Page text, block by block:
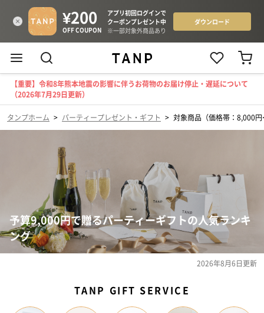
【重要】令和8年熊本地震の影響に伴うお荷物のお届け停止・遅延について
（2026年7月29日更新）
タンプホーム > パーティープレゼント・ギフト > 対象商品（価格帯：8,000
予算9,000円で贈るパーティーギフトの人気ランキ
ング
2026年8月6日更新
TANP GIFT SERVICE